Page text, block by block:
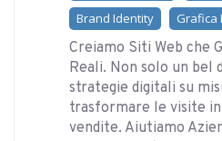
Brand Identity
Grafica
Creiamo Siti Web che
Reali. Non solo un bel
strategie digitali su
trasformare le visite
vendite. Aiutiamo